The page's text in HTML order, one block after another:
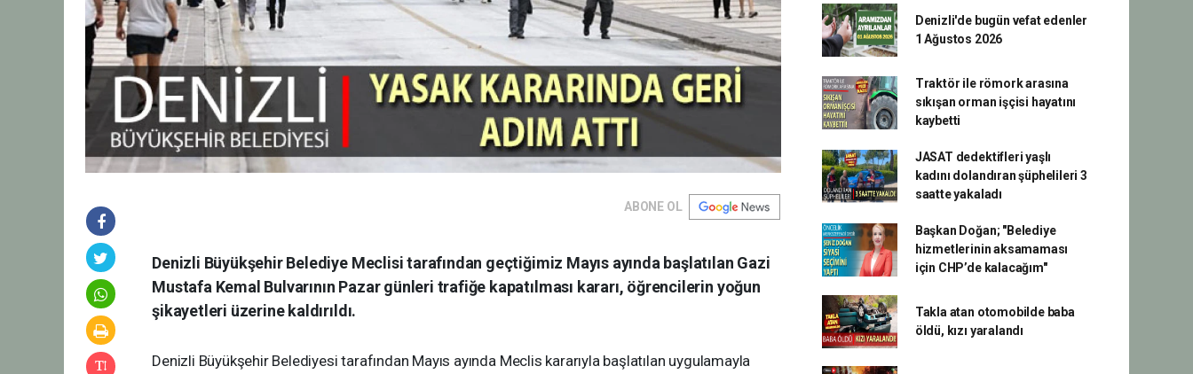
ABONE OL
Denizli Büyükşehir Belediye Meclisi tarafından geçtiğimiz Mayıs ayında başlatılan Gazi
Mustafa Kemal Bulvarının Pazar günleri trafiğe kapatılması kararı, öğrencilerin yoğun
şikayetleri üzerine kaldırıldı.
Denizli Büyükşehir Belediyesi tarafından Mayıs ayında Meclis kararıyla başlatılan uygulamayla
Denizli'de bugün vefat edenler
1 Ağustos 2026
Traktör ile römork arasına
sıkışan orman işçisi hayatını
kaybetti
JASAT dedektifleri yaşlı
kadını dolandıran şüphelileri 3
saatte yakaladı
Başkan Doğan; "Belediye
hizmetlerinin aksamaması
için CHP’de kalacağım"
Takla atan otomobilde baba
öldü, kızı yaralandı